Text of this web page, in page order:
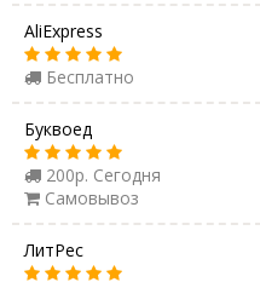
AliExpress
Бесплатно
Буквоед
200р. Сегодня
Самовывоз
ЛитРес